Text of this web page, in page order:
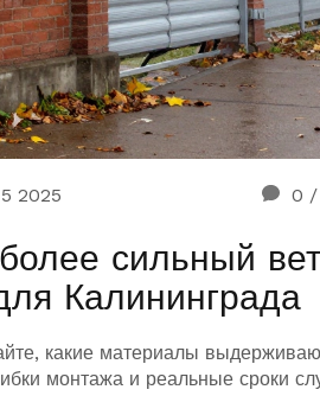
2025 0 /
сильный
Калининграда
какие материалы
монтажа и реальные сроки